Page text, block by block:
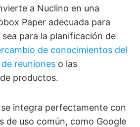
a Nuclino en una
Paper adecuada para
para la planificación de
de conocimientos del
reuniones o las
productos.
integra perfectamente con
de uso común, como Google